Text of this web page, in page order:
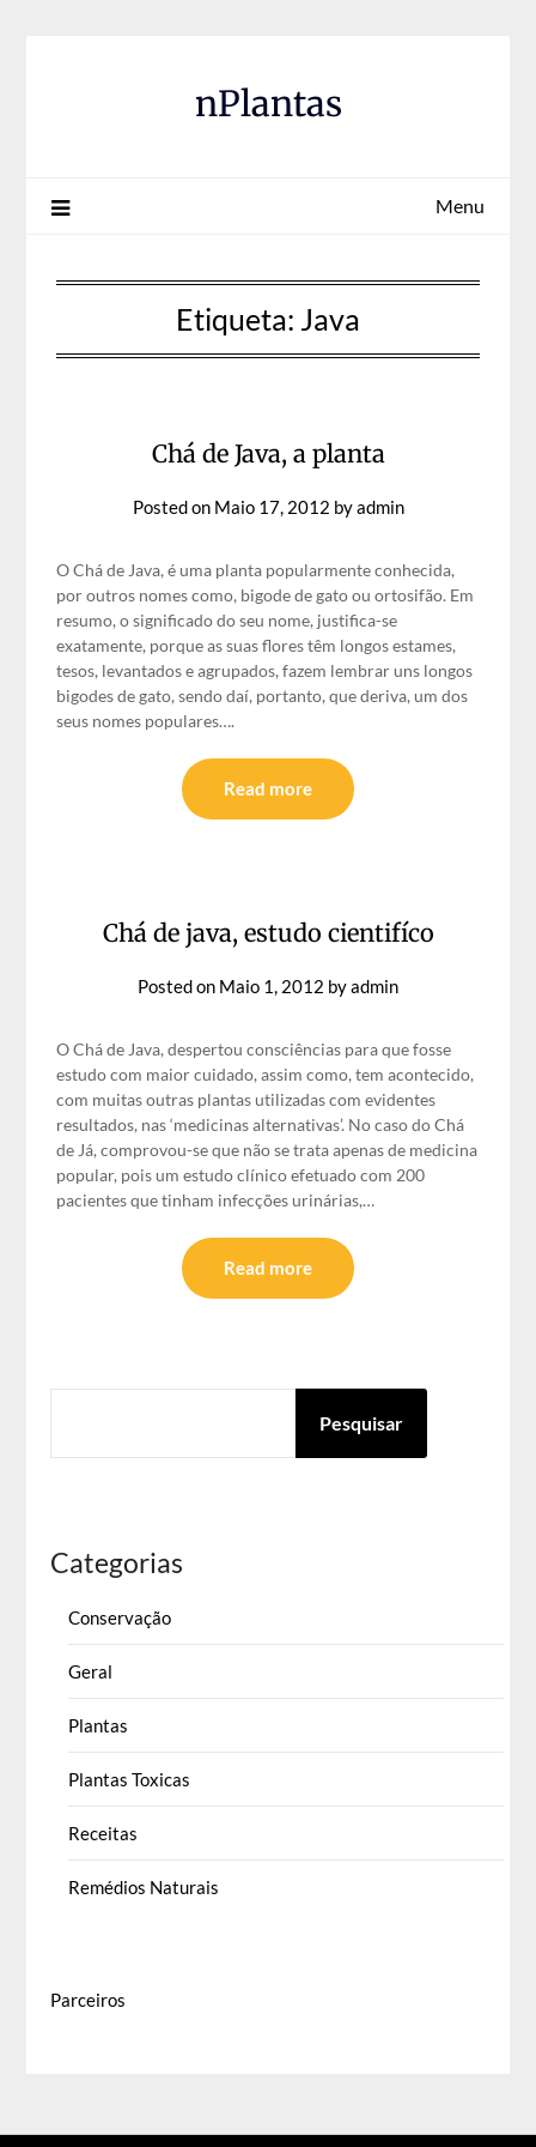
nPlantas
Menu
Etiqueta: Java
Chá de Java, a planta
Posted on Maio 17, 2012 byadmin
O Chá de Java, é uma planta popularmente conhecida,
por outros nomes como, bigode de gato ou ortosifão. Em
resumo, o significado do seu nome, justifica-se
exatamente, porque as suas flores têm longos estames,
tesos, levantados e agrupados, fazem lembrar uns longos
bigodes de gato, sendo daí, portanto, que deriva, um dos
seus nomes populares….
Read more
Chá de java, estudo cientifíco
Posted on Maio 1, 2012 byadmin
O Chá de Java, despertou consciências para que fosse
estudo com maior cuidado, assim como, tem acontecido,
com muitas outras plantas utilizadas com evidentes
resultados, nas ‘medicinas alternativas’. No caso do Chá
de Já, comprovou-se que não se trata apenas de medicina
popular, pois um estudo clínico efetuado com 200
pacientes que tinham infecções urinárias,…
Read more
Pesquisar
Categorias
Conservação
Geral
Plantas
Plantas Toxicas
Receitas
Remédios Naturais
Parceiros